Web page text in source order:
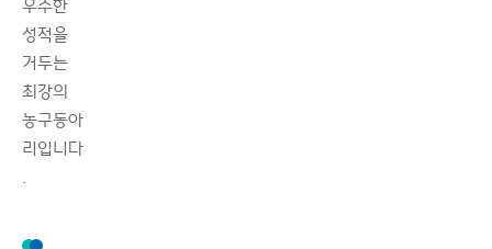
우수한
성적을
거두는
최강의
농구동아
리입니다
.